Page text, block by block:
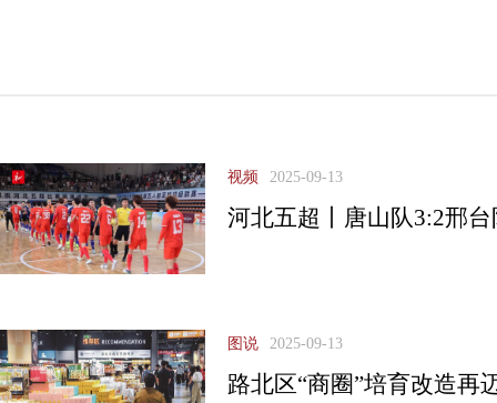
视频 2025-09-13
河北五超丨唐山队3:2邢台
图说 2025-09-13
路北区“商圈”培育改造再